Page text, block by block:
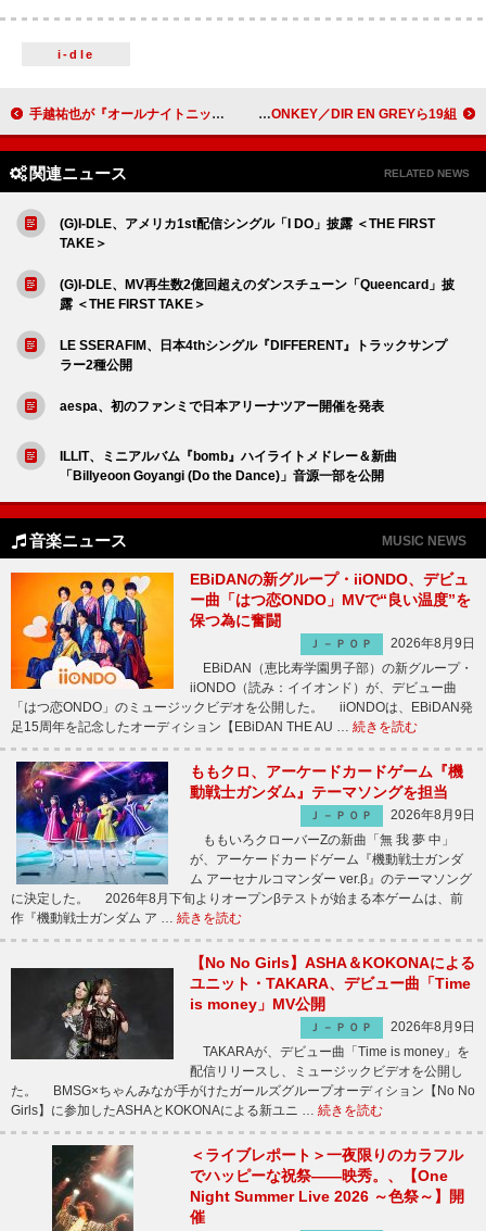
i-dle
手越祐也が『オールナイトニッポン0』パーソナリティ、“スーパーポジティブ”な2時間 LUNA SEA、【LUNATIC FEST. 2025】出演者を一挙公開 BUCK∞TICK／黒夢／BRAHMAN／THE YELLOW MONKEY／DIR EN GREYら19組
関連ニュース RELATED NEWS
(G)I-DLE、アメリカ1st配信シングル「I DO」披露 ＜THE FIRST
TAKE＞
(G)I-DLE、MV再生数2億回超えのダンスチューン「Queencard」披
露 ＜THE FIRST TAKE＞
LE SSERAFIM、日本4thシングル『DIFFERENT』トラックサンプ
ラー2種公開
aespa、初のファンミで日本アリーナツアー開催を発表
ILLIT、ミニアルバム『bomb』ハイライトメドレー＆新曲
「Billyeoon Goyangi (Do the Dance)」音源一部を公開
音楽ニュース MUSIC NEWS
EBiDANの新グループ・iiONDO、デビュ
ー曲「はつ恋ONDO」MVで“良い温度”を
保つ為に奮闘
Ｊ－ＰＯＰ
2026年8月9日
EBiDAN（恵比寿学園男子部）の新グループ・
iiONDO（読み：イイオンド）が、デビュー曲
「はつ恋ONDO」のミュージックビデオを公開した。 iiONDOは、EBiDAN発
足15周年を記念したオーディション【EBiDAN THE AU … 続きを読む
ももクロ、アーケードカードゲーム『機
動戦士ガンダム』テーマソングを担当
Ｊ－ＰＯＰ
2026年8月9日
ももいろクローバーZの新曲「無 我 夢 中」
が、アーケードカードゲーム『機動戦士ガンダ
ム アーセナルコマンダー ver.β』のテーマソング
に決定した。 2026年8月下旬よりオープンβテストが始まる本ゲームは、前
作『機動戦士ガンダム ア … 続きを読む
【No No Girls】ASHA＆KOKONAによる
ユニット・TAKARA、デビュー曲「Time
is money」MV公開
Ｊ－ＰＯＰ
2026年8月9日
TAKARAが、デビュー曲「Time is money」を
配信リリースし、ミュージックビデオを公開し
た。 BMSG×ちゃんみなが手がけたガールズグループオーディション【No No
Girls】に参加したASHAとKOKONAによる新ユニ … 続きを読む
＜ライブレポート＞一夜限りのカラフル
でハッピーな祝祭――映秀。、【One
Night Summer Live 2026 ～色祭～】開
催